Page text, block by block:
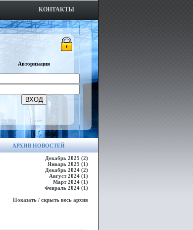
КОНТАКТЫ
Авторизация
ВХОД
АРХИВ НОВОСТЕЙ
Декабрь 2025 (2)
Январь 2025 (1)
Декабрь 2024 (2)
Август 2024 (1)
Март 2024 (1)
Февраль 2024 (1)
Показать / скрыть весь архив